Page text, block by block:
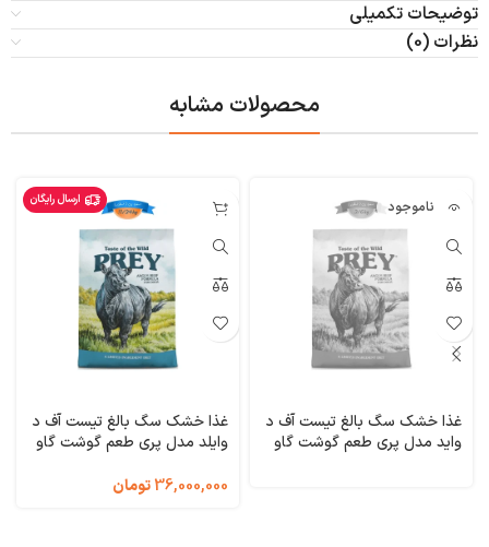
توضیحات تکمیلی
نظرات (0)
محصولات مشابه
ناموجود
غذا خشک سگ بالغ تیست آف د
واید مدل پری طعم گوشت گاو
ارسال رایگان
غذا خشک سگ بالغ تیست آف د
وایلد مدل پری طعم گوشت گاو
the Wild PREY Limited
36,000,000تومان